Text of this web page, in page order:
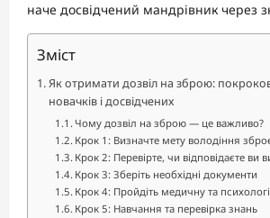
наче досвідчений мандрівник через
Зміст
Як отримати дозвіл на зброю:
новачків і досвідчених
Чому дозвіл на зброю — це важливо?
Крок 1: Визначте мету володіння
Крок 2: Перевірте, чи відповідаєте ви
Крок 3: Зберіть необхідні документи
Крок 4: Пройдіть медичну та
Крок 5: Навчання та перевірка знань